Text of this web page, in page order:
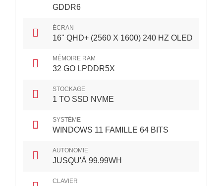
GDDR6
ÉCRAN
16" QHD+ (2560 X 1600) 240 HZ OLED
MÉMOIRE RAM
32 GO LPDDR5X
STOCKAGE
1 TO SSD NVME
SYSTÈME
WINDOWS 11 FAMILLE 64 BITS
AUTONOMIE
JUSQU'À 99.99WH
CLAVIER